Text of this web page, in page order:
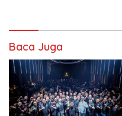
Baca Juga